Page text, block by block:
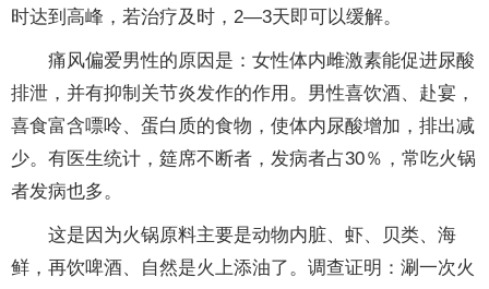
时达到高峰，若治疗及时，2—3天即可以缓解。
痛风偏爱男性的原因是：女性体内雌激素能促进尿酸
排泄，并有抑制关节炎发作的作用。男性喜饮酒、赴宴，
喜食富含嘌呤、蛋白质的食物，使体内尿酸增加，排出减
少。有医生统计，筵席不断者，发病者占30％，常吃火锅
者发病也多。
这是因为火锅原料主要是动物内脏、虾、贝类、海
鲜，再饮啤酒、自然是火上添油了。调查证明：涮一次火